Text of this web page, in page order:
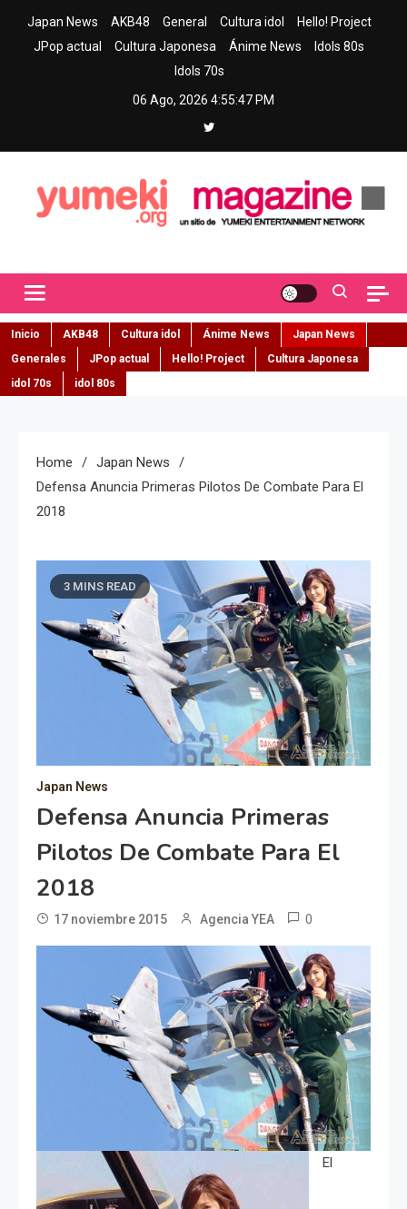
Japan News AKB48 General Cultura idol
Hello! Project
JPop actual
Cultura Japonesa Ánime News
Idols 80s
Idols 70s
06 Ago, 2026 4:55:48 PM
Inicio AKB48 Cultura idol Ánime News
Japan News
Generales
JPop actual Hello! Project
Cultura Japonesa
idol 70s
idol 80s
Home
Japan News
Defensa Anuncia Primeras Pilotos De Combate Para El
2018
3 MINS READ
Japan News
Defensa Anuncia Primeras
Pilotos De Combate Para El
2018
17 noviembre 2015 Agencia YEA 0
El